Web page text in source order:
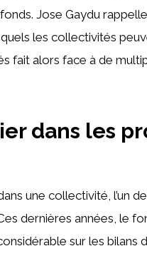
Jose Gaydu rappelle
les collectivités
fait alors face à de
dans les
une collectivité, l’un
dernières années, le
sur les bilans